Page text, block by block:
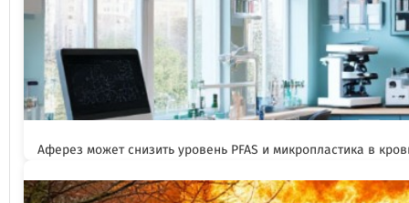
Аферез может снизить уровень PFAS и микропластика в